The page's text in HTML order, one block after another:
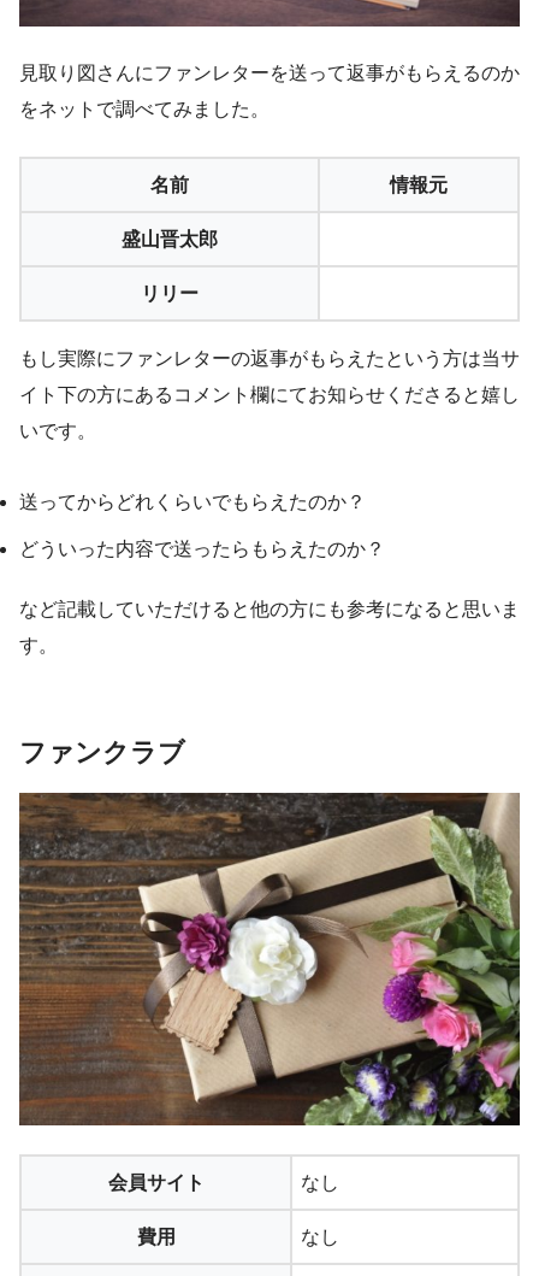
見取り図さんにファンレターを送って返事がもらえるのか
をネットで調べてみました。
名前 情報元
盛山晋太郎
リリー
もし実際にファンレターの返事がもらえたという方は当サ
イト下の方にあるコメント欄にてお知らせくださると嬉し
いです。
送ってからどれくらいでもらえたのか？
どういった内容で送ったらもらえたのか？
など記載していただけると他の方にも参考になると思いま
す。
ファンクラブ
会員サイト なし
費用 なし